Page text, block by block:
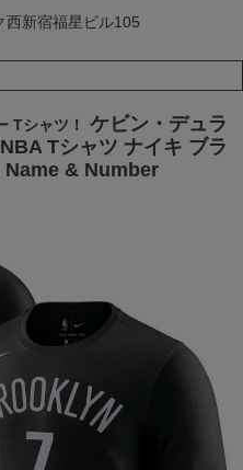
西新宿福星ビル105
14号
Tシャツ！
ケビン・デュラ
Tシャツ ナイキ ブラ
Name & Number